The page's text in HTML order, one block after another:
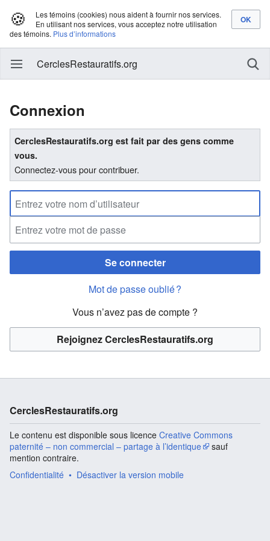
🍪
Les témoins (cookies) nous aident à fournir nos services.
En utilisant nos services, vous acceptez notre utilisation
des témoins. Plus d’informations
CerclesRestauratifs.org
Connexion
CerclesRestauratifs.org est fait par des gens comme
vous.
Connectez-vous pour contribuer.
Se connecter
Mot de passe oublié ?
Vous n’avez pas de compte ?
Rejoignez CerclesRestauratifs.org
CerclesRestauratifs.org
Le contenu est disponible sous licence Creative Commons
paternité – non commercial – partage à l’identique
sauf
mention contraire.
Confidentialité
Désactiver la version mobile